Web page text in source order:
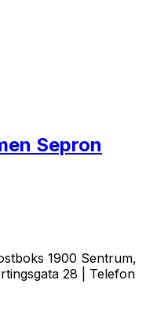
Sepron
1900 Sentrum,
28 | Telefon